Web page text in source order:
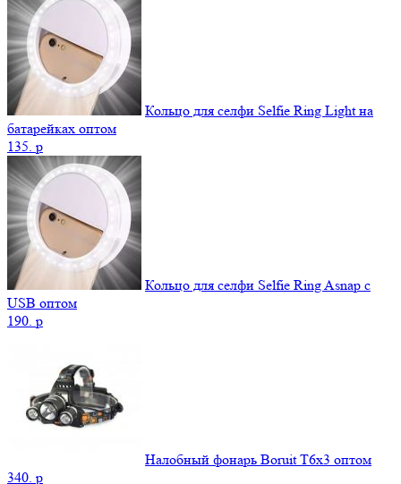
Кольцо для селфи Selfie Ring Light на
батарейках оптом
135. p
Кольцо для селфи Selfie Ring Asnap с
USB оптом
190. p
Налобный фонарь Boruit T6x3 оптом
340. p